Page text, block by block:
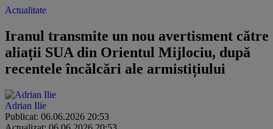
Actualitate
Iranul transmite un nou avertisment către
aliații SUA din Orientul Mijlociu, după
recentele încălcări ale armistițiului
Adrian Ilie
Publicat: 06.06.2026 20:53